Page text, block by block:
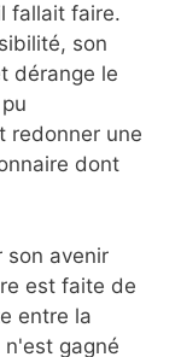
fallait faire.
son
dérange le
redonner une
dont
son avenir
est faite de
entre la
gagné